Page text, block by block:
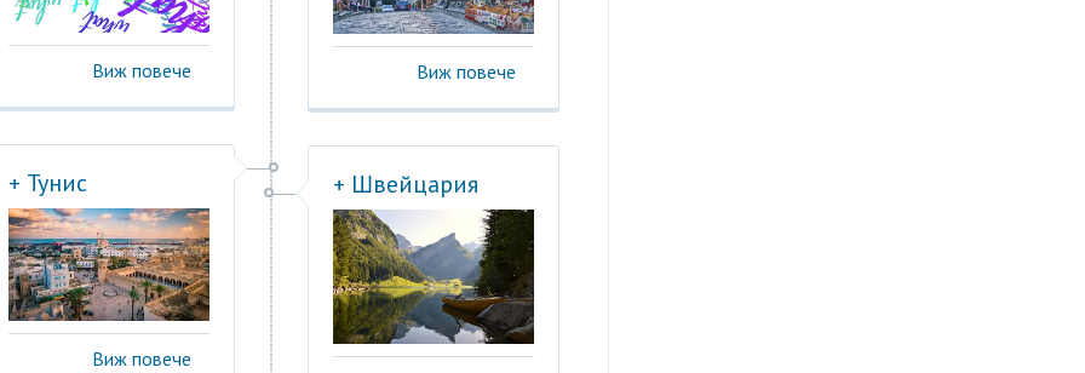
Виж повече Виж повече
+ Тунис
Виж повече
+ Швейцария